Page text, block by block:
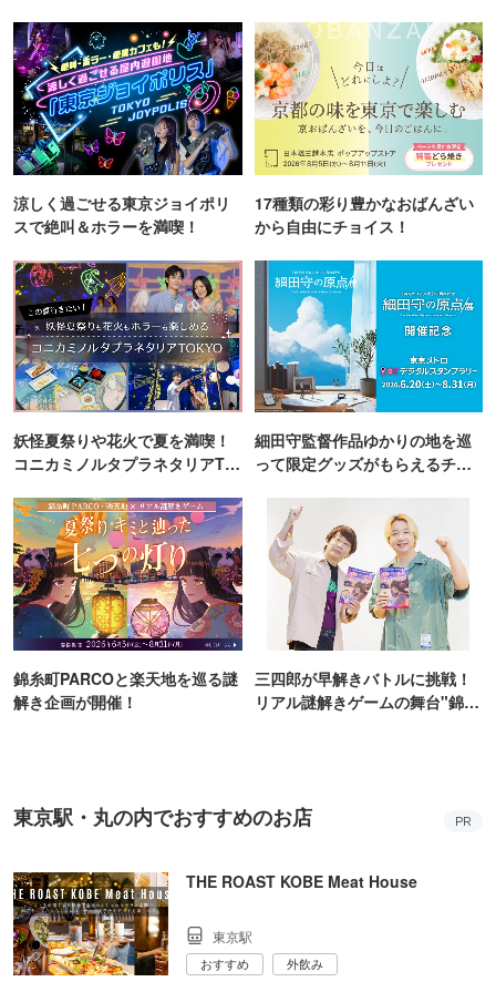
涼しく過ごせる東京ジョイポリ
スで絶叫＆ホラーを満喫！
17種類の彩り豊かなおばんざい
から自由にチョイス！
妖怪夏祭りや花火で夏を満喫！
コニカミノルタプラネタリアTO
細田守監督作品ゆかりの地を巡
って限定グッズがもらえるチャ
錦糸町PARCOと楽天地を巡る謎
解き企画が開催！
三四郎が早解きバトルに挑戦！
リアル謎解きゲームの舞台"錦糸
東京駅・丸の内でおすすめのお店 PR
THE ROAST KOBE Meat House
東京駅
おすすめ 外飲み